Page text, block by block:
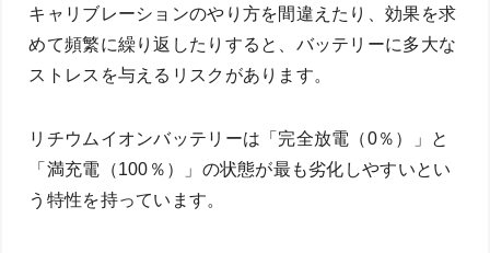
キャリブレーションのやり方を間違えたり、効果を求
めて頻繁に繰り返したりすると、バッテリーに多大な
ストレスを与えるリスクがあります。
リチウムイオンバッテリーは「完全放電（0％）」と
「満充電（100％）」の状態が最も劣化しやすいとい
う特性を持っています。